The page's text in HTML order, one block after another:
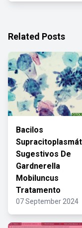
Related Posts
Bacilos
Sugestivos De
Gardnerella
Mobiluncus
Tratamento
07 September 2024